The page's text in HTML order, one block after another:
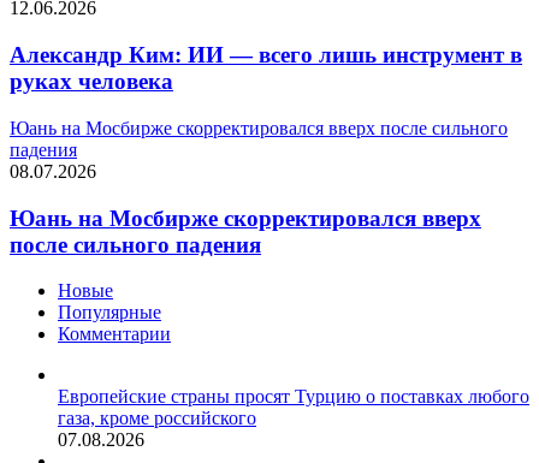
12.06.2026
Александр Ким: ИИ — всего лишь инструмент в
руках человека
Юань на Мосбирже скорректировался вверх после сильного
падения
08.07.2026
Юань на Мосбирже скорректировался вверх
после сильного падения
Новые
Популярные
Комментарии
Европейские страны просят Турцию о поставках любого
газа, кроме российского
07.08.2026